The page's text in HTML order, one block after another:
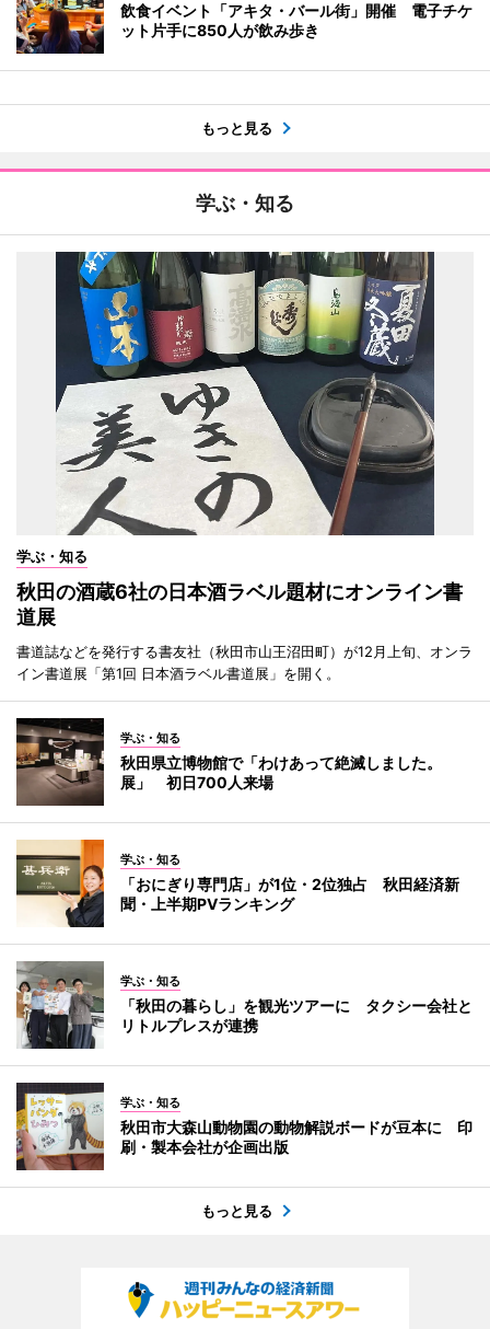
飲食イベント「アキタ・バール街」開催 電子チケ
ット片手に850人が飲み歩き
もっと見る
学ぶ・知る
学ぶ・知る
秋田の酒蔵6社の日本酒ラベル題材にオンライン書
道展
書道誌などを発行する書友社（秋田市山王沼田町）が12月上旬、オンラ
イン書道展「第1回 日本酒ラベル書道展」を開く。
学ぶ・知る
秋田県立博物館で「わけあって絶滅しました。
展」 初日700人来場
学ぶ・知る
「おにぎり専門店」が1位・2位独占 秋田経済新
聞・上半期PVランキング
学ぶ・知る
「秋田の暮らし」を観光ツアーに タクシー会社と
リトルプレスが連携
学ぶ・知る
秋田市大森山動物園の動物解説ボードが豆本に 印
刷・製本会社が企画出版
もっと見る